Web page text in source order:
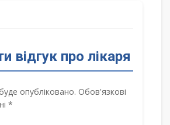
відгук про лікаря
опубліковано. Обов'язкові
*